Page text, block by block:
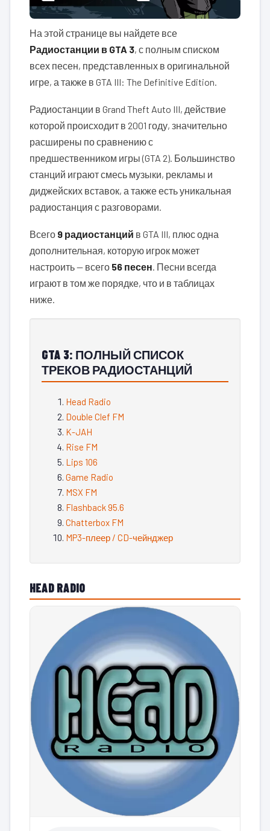
На этой странице вы найдете все
Радиостанции в GTA 3, с полным списком
всех песен, представленных в оригинальной
игре, а также в GTA III: The Definitive Edition.
Радиостанции в Grand Theft Auto III, действие
которой происходит в 2001 году, значительно
расширены по сравнению с
предшественником игры (GTA 2). Большинство
станций играют смесь музыки, рекламы и
диджейских вставок, а также есть уникальная
радиостанция с разговорами.
Всего 9 радиостанций в GTA III, плюс одна
дополнительная, которую игрок может
настроить — всего 56 песен . Песни всегда
играют в том же порядке, что и в таблицах
ниже.
GTA 3: ПОЛНЫЙ СПИСОК
ТРЕКОВ РАДИОСТАНЦИЙ
Head Radio
Double Clef FM
K-JAH
Rise FM
Lips 106
Game Radio
MSX FM
Flashback 95.6
Chatterbox FM
MP3-плеер / CD-чейнджер
HEAD RADIO